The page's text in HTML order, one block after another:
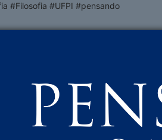
#Filosofia #UFPI #pensando